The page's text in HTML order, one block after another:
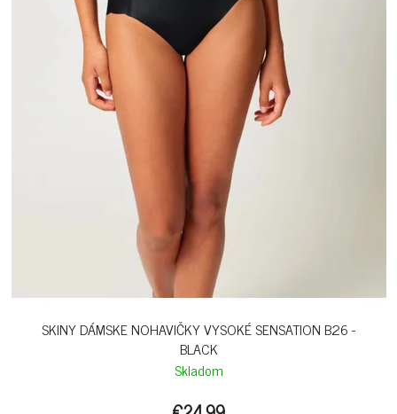
SKINY DÁMSKE NOHAVIČKY VYSOKÉ SENSATION B26 -
BLACK
Skladom